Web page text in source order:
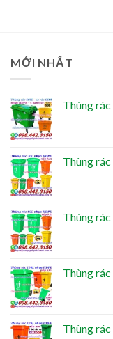
MỚI NHẤT
Thùng
Thùng
Thùng
Thùng
Thùng